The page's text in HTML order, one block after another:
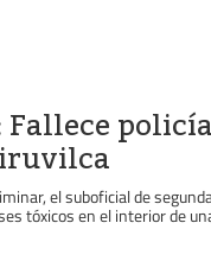
Fallece
el suboficial de
tóxicos en el interior de